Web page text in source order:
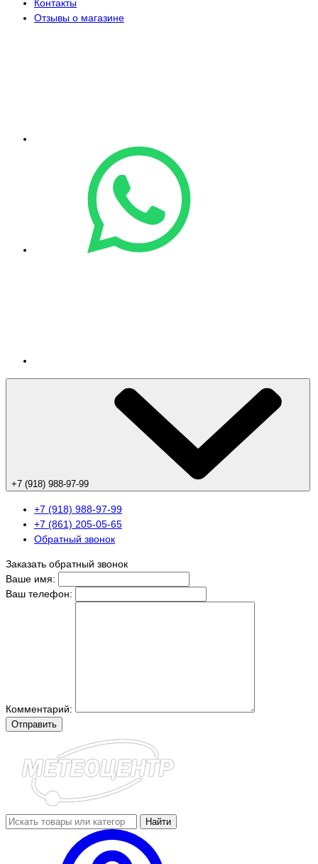
Контакты
Отзывы о магазине
+7 (918) 988-97-99
+7 (918) 988-97-99
+7 (861) 205-05-65
Обратный звонок
Заказать обратный звонок
Ваше имя:
Ваш телефон:
Комментарий:
Отправить
Найти